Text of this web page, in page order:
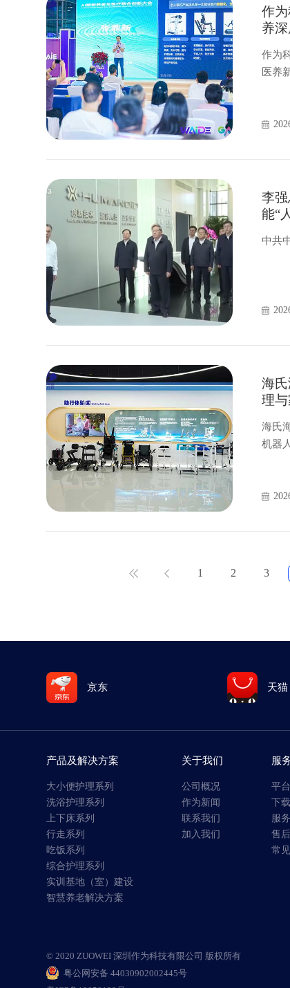
作
养
作为
医养
李
能“
中共
海
理
海氏
机器
1 2 3
京东 天猫
产品及解决方案
大小便护理系列
洗浴护理系列
上下床系列
行走系列
吃饭系列
综合护理系列
实训基地（室）建设
智慧养老解决方案
关于我们
公司概况
作为新闻
联系我们
加入我们
服
平
下
服
售
常
© 2020 ZUOWEI 深圳作为科技有限公司 版权所有
粤公网安备 44030902002445号